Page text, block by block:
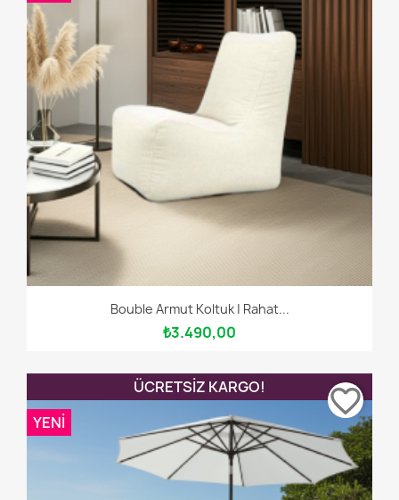
Bouble Armut Koltuk | Rahat...
₺3.490,00
ÜCRETSIZ KARGO!
YENI
favorite_border